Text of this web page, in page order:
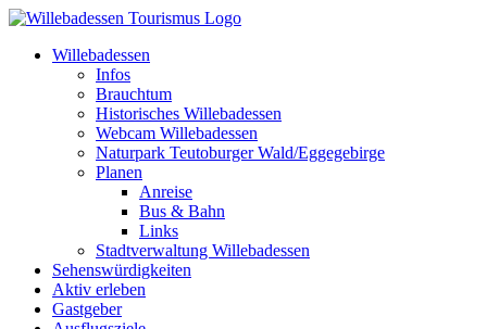
Zum
springenWillebadessen
Infos
Brauchtum
Historisches Willebadessen
Webcam Willebadessen
Naturpark Teutoburger Wald/Eggegebirge
Planen
Anreise
Bus & Bahn
Links
Stadtverwaltung Willebadessen
Sehenswürdigkeiten
Aktiv erleben
Gastgeber